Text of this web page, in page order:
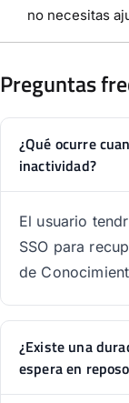
no necesitas
Preguntas
¿Qué ocurre
inactividad?
El usuario
SSO para
de
¿Existe una
espera en